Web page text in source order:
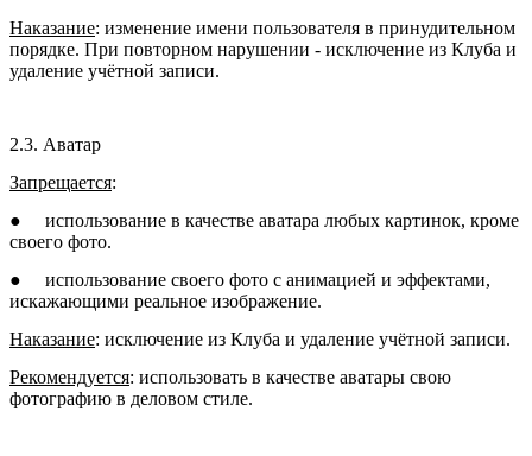
Наказание: изменение имени пользователя в принудительном
порядке. При повторном нарушении - исключение из Клуба и
удаление учётной записи.
2.3. Аватар
Запрещается:
●
использование в качестве аватара любых картинок, кроме
своего фото.
●
использование своего фото с анимацией и эффектами,
искажающими реальное изображение.
Наказание: исключение из Клуба и удаление учётной записи.
Рекомендуется: использовать в качестве аватары свою
фотографию в деловом стиле.